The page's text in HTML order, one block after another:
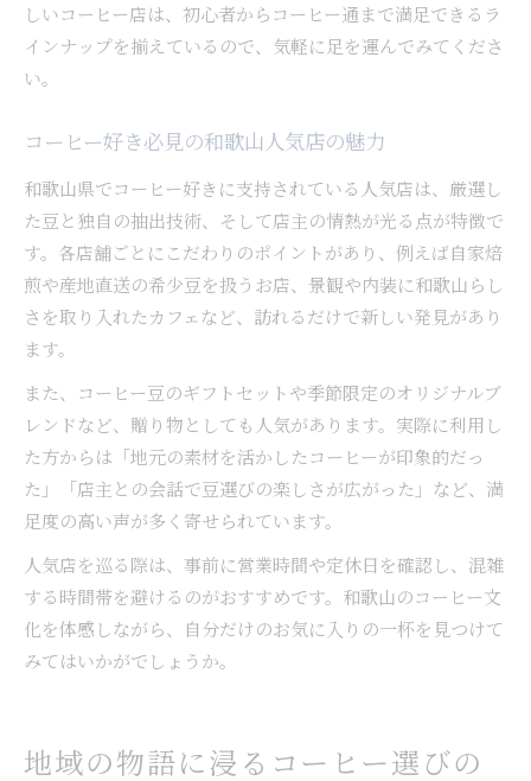
しいコーヒー店は、初心者からコーヒー通まで満足できるラ
インナップを揃えているので、気軽に足を運んでみてくださ
い。
コーヒー好き必見の和歌山人気店の魅力
和歌山県でコーヒー好きに支持されている人気店は、厳選し
た豆と独自の抽出技術、そして店主の情熱が光る点が特徴で
す。各店舗ごとにこだわりのポイントがあり、例えば自家焙
煎や産地直送の希少豆を扱うお店、景観や内装に和歌山らし
さを取り入れたカフェなど、訪れるだけで新しい発見があり
ます。
また、コーヒー豆のギフトセットや季節限定のオリジナルブ
レンドなど、贈り物としても人気があります。実際に利用し
た方からは「地元の素材を活かしたコーヒーが印象的だっ
た」「店主との会話で豆選びの楽しさが広がった」など、満
足度の高い声が多く寄せられています。
人気店を巡る際は、事前に営業時間や定休日を確認し、混雑
する時間帯を避けるのがおすすめです。和歌山のコーヒー文
化を体感しながら、自分だけのお気に入りの一杯を見つけて
みてはいかがでしょうか。
地域の物語に浸るコーヒー選びの